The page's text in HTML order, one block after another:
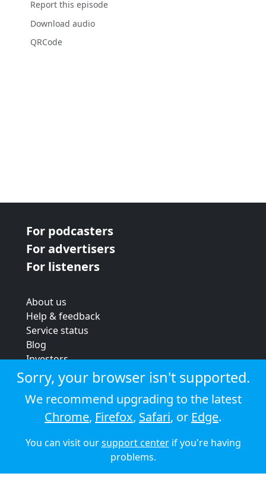
Report this episode
Download audio
QRCode
For podcasters
For advertisers
For listeners
About us
Help & feedback
Service status
Blog
Investors
Strategic review
Terms & conditions
Privacy policy
Cookie policy
© 2026 Audioboom
Sorry, your browser isn't supported.
We recommend upgrading to the latest
Chrome, Firefox, Safari, or Edge.
You can visit oursupport centerif you're having
problems.